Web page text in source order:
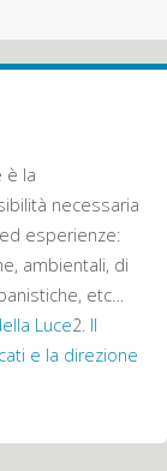
è la
necessaria
esperienze:
ambientali, di
etc…
Luce2. Il
e la direzione